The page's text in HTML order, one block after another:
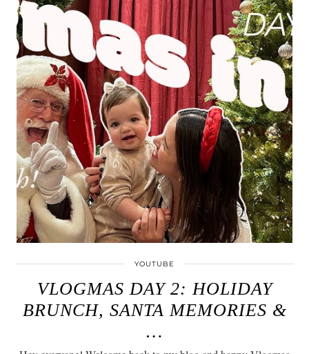
YOUTUBE
VLOGMAS DAY 2: HOLIDAY
BRUNCH, SANTA MEMORIES &
…